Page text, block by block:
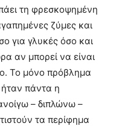
τη φρεσκοψημένη
ζύμες και
για γλυκές όσο και
αν μπορεί να είναι
Το μόνο πρόβλημα
ήταν πάντα η
– διπλώνω –
τα περίφημα